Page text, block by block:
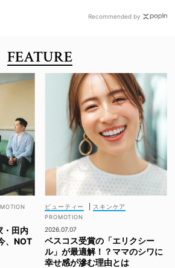
Recommended by
FEATURE
・田内
、NOT
ビューティー スキンケア
2026.07.07
ベスコス受賞の「エリクシー
ル」が最適解！？ママのシワに
幸せ感が滲む理由とは